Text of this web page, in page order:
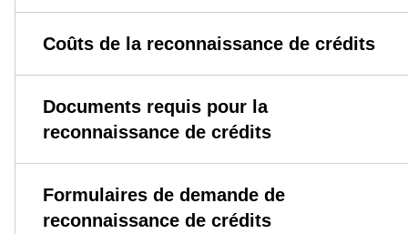
Coûts de la reconnaissance de crédits
Documents requis pour la
reconnaissance de crédits
Formulaires de demande de
reconnaissance de crédits